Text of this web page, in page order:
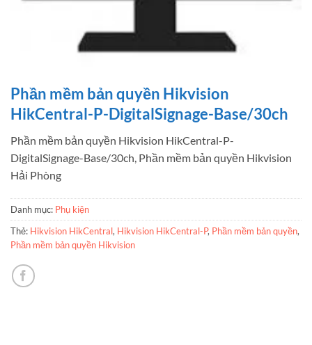
Phần mềm bản quyền Hikvision
HikCentral-P-DigitalSignage-Base/30ch
Phần mềm bản quyền Hikvision HikCentral-P-
DigitalSignage-Base/30ch, Phần mềm bản quyền Hikvision
Hải Phòng
Danh mục: Phụ kiện
Thẻ: Hikvision HikCentral, Hikvision HikCentral-P, Phần mềm bản quyền,
Phần mềm bản quyền Hikvision